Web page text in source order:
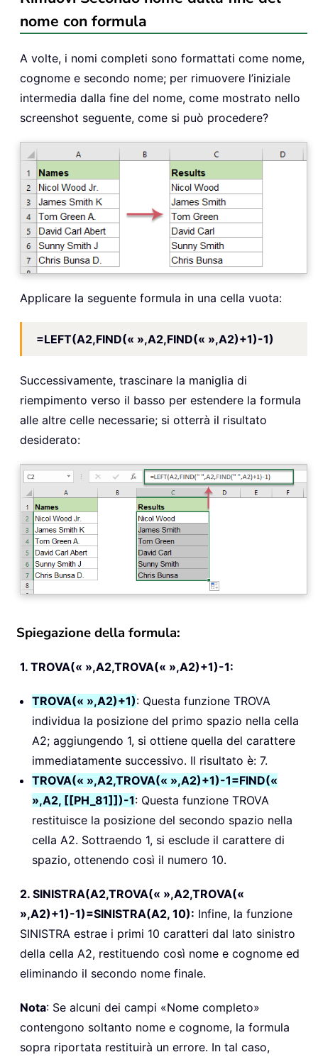
nome con formula
A volte, i nomi completi sono formattati come nome,
cognome e secondo nome; per rimuovere l’iniziale
intermedia dalla fine del nome, come mostrato nello
screenshot seguente, come si può procedere?
Applicare la seguente formula in una cella vuota:
=LEFT(A2,FIND(« »,A2,FIND(« »,A2)+1)-1)
Successivamente, trascinare la maniglia di
riempimento verso il basso per estendere la formula
alle altre celle necessarie; si otterrà il risultato
desiderato:
Spiegazione della formula:
1. TROVA(« »,A2,TROVA(« »,A2)+1)-1:
TROVA(« »,A2)+1): Questa funzione TROVA
individua la posizione del primo spazio nella cella
A2; aggiungendo 1, si ottiene quella del carattere
immediatamente successivo. Il risultato è: 7.
TROVA(« »,A2,TROVA(« »,A2)+1)-1=FIND(«
»,A2, [[PH_81]])-1: Questa funzione TROVA
restituisce la posizione del secondo spazio nella
cella A2. Sottraendo 1, si esclude il carattere di
spazio, ottenendo così il numero 10.
2. SINISTRA(A2,TROVA(« »,A2,TROVA(«
»,A2)+1)-1)=SINISTRA(A2, 10): Infine, la funzione
SINISTRA estrae i primi 10 caratteri dal lato sinistro
della cella A2, restituendo così nome e cognome ed
eliminando il secondo nome finale.
Nota: Se alcuni dei campi «Nome completo»
contengono soltanto nome e cognome, la formula
sopra riportata restituirà un errore. In tal caso,